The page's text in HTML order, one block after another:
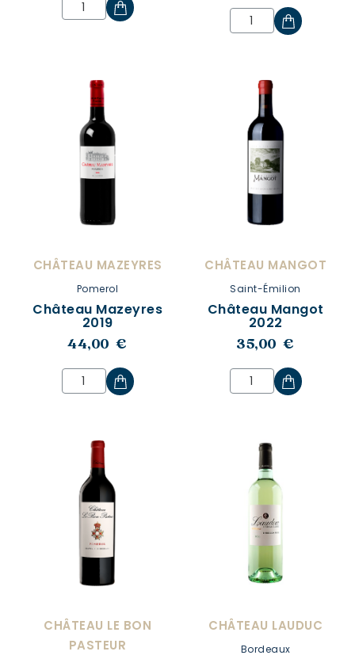
CHÂTEAU MAZEYRES
Pomerol
Château Mazeyres
2019
44,00 €
CHÂTEAU MANGOT
Saint-Émilion
Château Mangot
2022
35,00 €
CHÂTEAU LE BON
PASTEUR
CHÂTEAU LAUDUC
Bordeaux